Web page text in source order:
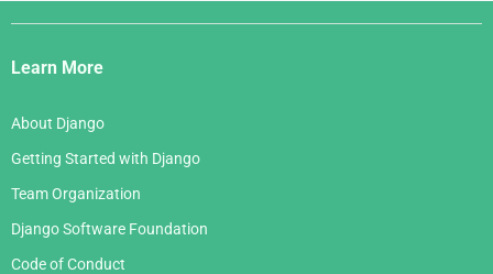
Django
Links
Learn More
About Django
Getting Started with Django
Team Organization
Django Software Foundation
Code of Conduct